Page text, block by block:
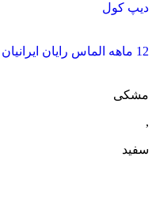
دیپ کول
12 ماهه الماس رایان ایرانیان
مشکی
,
سفید